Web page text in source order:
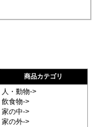
商品カテゴリ
人・動物->
飲食物->
家の中->
家の外->